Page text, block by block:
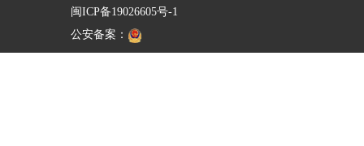
闽ICP备19026605号-1
公安备案：